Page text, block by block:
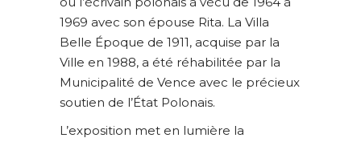
1969 avec son épouse Rita. La Villa
Belle Époque de 1911, acquise par la
Ville en 1988, a été réhabilitée par la
Municipalité de Vence avec le précieux
soutien de l’État Polonais.
L’exposition met en lumière la